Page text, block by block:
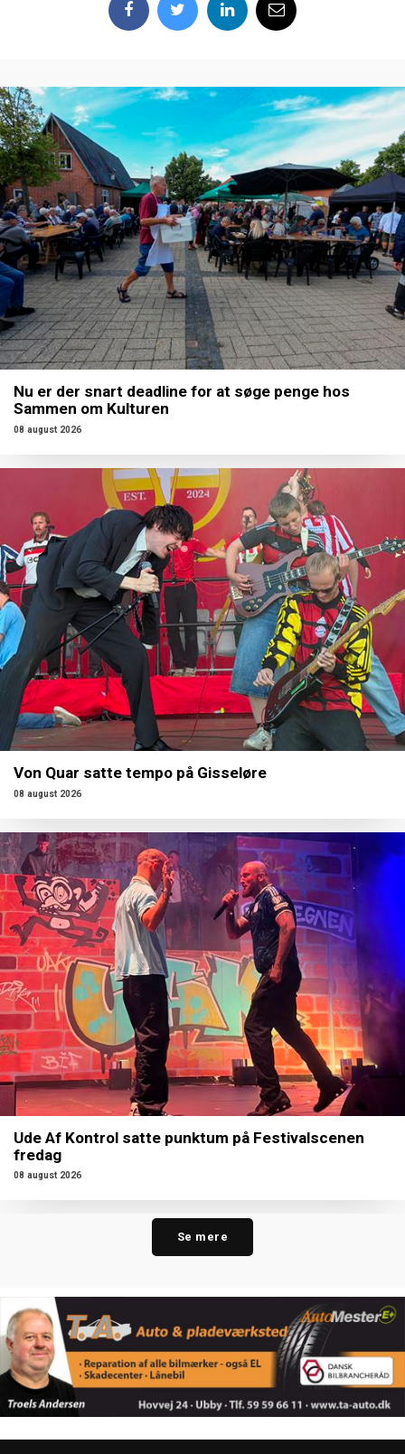
Nu er der snart deadline for at søge penge hos
Sammen om Kulturen
08 august 2026
Von Quar satte tempo på Gisseløre
08 august 2026
Ude Af Kontrol satte punktum på Festivalscenen
fredag
08 august 2026
Se mere